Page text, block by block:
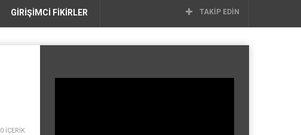
GİRİŞİMCİ FİKİRLER TAKIP EDIN
0 İÇERIK